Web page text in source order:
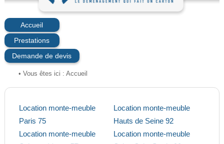
Accueil
Prestations
Demande de devis
• Vous êtes ici : Accueil
Location monte-meuble
Paris 75
Location monte-meuble
Location monte-meuble
Hauts de Seine 92
Location monte-meuble